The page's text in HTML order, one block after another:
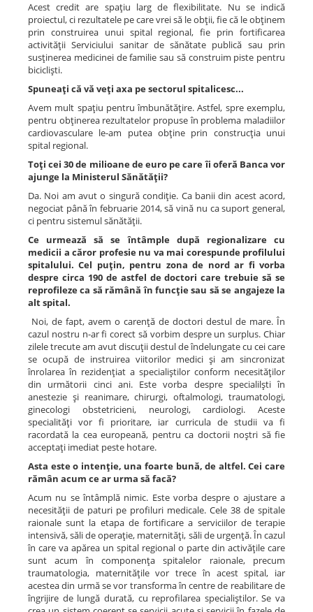
Acest credit are spaţiu larg de flexibilitate. Nu se indică
proiectul, ci rezultatele pe care vrei să le obţii, fie că le obţinem
prin construirea unui spital regional, fie prin fortificarea
activităţii Serviciului sanitar de sănătate publică sau prin
susţinerea medicinei de familie sau să construim piste pentru
biciclişti.
Spuneaţi că vă veţi axa pe sectorul spitalicesc...
Avem mult spaţiu pentru îmbunătăţire. Astfel, spre exemplu,
pentru obţinerea rezultatelor propuse în problema maladiilor
cardiovasculare le-am putea obţine prin construcţia unui
spital regional.
Toţi cei 30 de milioane de euro pe care îi oferă Banca vor
ajunge la Ministerul Sănătăţii?
Da. Noi am avut o singură condiţie. Ca banii din acest acord,
negociat până în februarie 2014, să vină nu ca suport general,
ci pentru sistemul sănătăţii.
Ce urmează să se întâmple după regionalizare cu
medicii a căror profesie nu va mai corespunde profilului
spitalului. Cel puţin, pentru zona de nord ar fi vorba
despre circa 190 de astfel de doctori care trebuie să se
reprofileze ca să rămână în funcţie sau să se angajeze la
alt spital.
Noi, de fapt, avem o carenţă de doctori destul de mare. În
cazul nostru n-ar fi corect să vorbim despre un surplus. Chiar
zilele trecute am avut discuţii destul de îndelungate cu cei care
se ocupă de instruirea viitorilor medici şi am sincronizat
înrolarea în rezidenţiat a specialiştilor conform necesităţilor
din următorii cinci ani. Este vorba despre specialilşti în
anestezie şi reanimare, chirurgi, oftalmologi, traumatologi,
ginecologi obstetricieni, neurologi, cardiologi. Aceste
specialităţi vor fi prioritare, iar curricula de studii va fi
racordată la cea europeană, pentru ca doctorii noştri să fie
acceptaţi imediat peste hotare.
Asta este o intenţie, una foarte bună, de altfel. Cei care
rămân acum ce ar urma să facă?
Acum nu se întâmplă nimic. Este vorba despre o ajustare a
necesităţii de paturi pe profiluri medicale. Cele 38 de spitale
raionale sunt la etapa de fortificare a serviciilor de terapie
intensivă, săli de operaţie, maternităţi, săli de urgenţă. În cazul
în care va apărea un spital regional o parte din activăţile care
sunt acum în componenţa spitalelor raionale, precum
traumatologia, maternităţile vor trece în acest spital, iar
acestea din urmă se vor transforma în centre de reabilitare de
îngrijire de lungă durată, cu reprofilarea specialiştilor. Se va